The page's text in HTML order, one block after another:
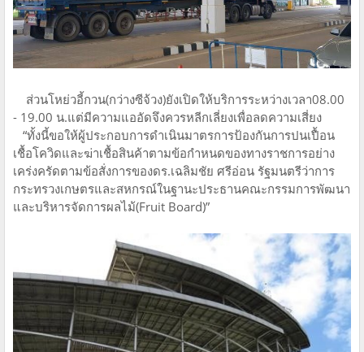
ส่วนโหย่วอี้กวน(กว่างซีจ้วง)ยังเปิดให้บริการระหว่างเวลา08.00
- 19.00 น.แต่มีความแออัดจึงควรหลีกเลี่ยงเพื่อลดความเสี่ยง
“ทั้งนี้ขอให้ผู้ประกอบการดำเนินมาตรการป้องกันการปนเปื้อน
เชื้อโควิดและฆ่าเชื้อสินค้าตามข้อกำหนดของทางราชการอย่าง
เคร่งครัดตามข้อสั่งการของดร.เฉลิมชัย ศรีอ่อน รัฐมนตรีว่าการ
กระทรวงเกษตรและสหกรณ์ในฐานะประธานคณะกรรมการพัฒนา
และบริหารจัดการผลไม้(Fruit Board)”